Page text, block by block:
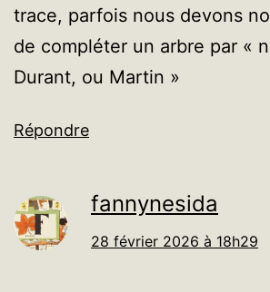
trace, parfois nous devons
de compléter un arbre par «
Durant, ou Martin »
Répondre
fannynesida
28 février 2026 à 18h29